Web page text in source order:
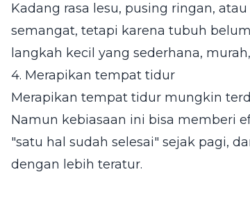
Kadang rasa lesu, pusing ringan,
semangat, tetapi karena tubuh
langkah kecil yang sederhana,
4. Merapikan tempat tidur
Merapikan tempat tidur mungkin
Namun kebiasaan ini bisa memberi
"satu hal sudah selesai" sejak pagi,
dengan lebih teratur.